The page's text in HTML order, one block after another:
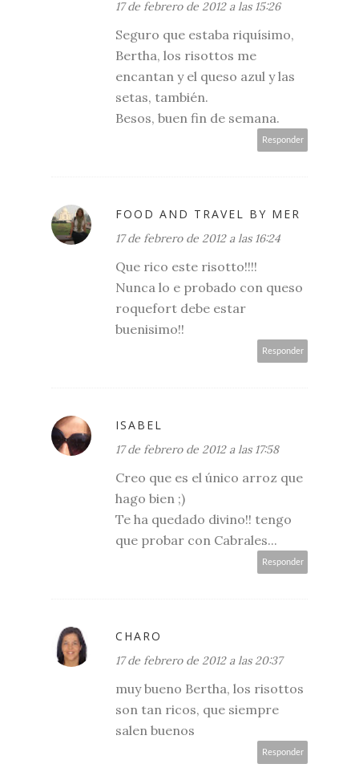
17 de febrero de 2012 a las 15:26
Seguro que estaba riquísimo,
Bertha, los risottos me
encantan y el queso azul y las
setas, también.
Besos, buen fin de semana.
Responder
FOOD AND TRAVEL BY MER
17 de febrero de 2012 a las 16:24
Que rico este risotto!!!!
Nunca lo e probado con queso
roquefort debe estar
buenisimo!!
Responder
ISABEL
17 de febrero de 2012 a las 17:58
Creo que es el único arroz que
hago bien ;)
Te ha quedado divino!! tengo
que probar con Cabrales...
Responder
CHARO
17 de febrero de 2012 a las 20:37
muy bueno Bertha, los risottos
son tan ricos, que siempre
salen buenos
Responder